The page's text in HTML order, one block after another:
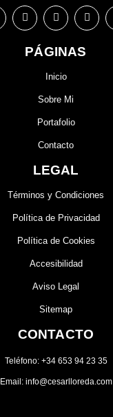
PÁGINAS
Inicio
Sobre Mi
Portafolio
Contacto
LEGAL
Términos y Condiciones
Política de Privacidad
Política de Cookies
Accesibilidad
Aviso Legal
Sitemap
CONTACTO
Teléfono: +34 653 94 23 35
Email: info@cesarlloreda.com